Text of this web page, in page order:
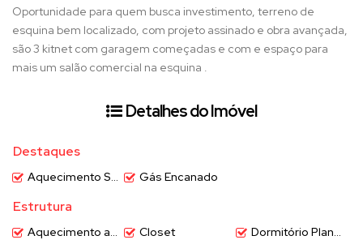
Oportunidade para quem busca investimento, terreno de
esquina bem localizado, com projeto assinado e obra avançada,
são 3 kitnet com garagem começadas e com e espaço para
mais um salão comercial na esquina .
Detalhes do Imóvel
Destaques
Aquecimento Solar Gás Encanado
Estrutura
Aquecimento a Gáz Closet
Dormitório Planejado